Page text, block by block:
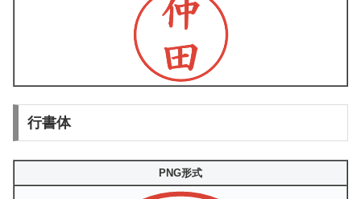
行書体
PNG形式